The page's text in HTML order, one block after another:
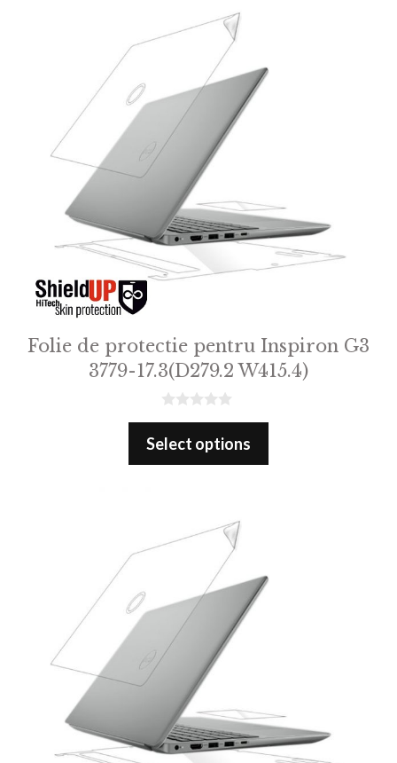
Folie de protectie pentru Inspiron G3
3779-17.3(D279.2 W415.4)
0
u
Select options